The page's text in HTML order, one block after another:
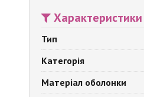
Характеристики
Тип
Категорія
Матеріал оболонки